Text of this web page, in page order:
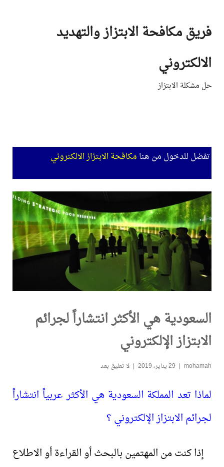
contentفريق مكافحة الابتزاز والتهديد
الالكتروني
حل مشكلة الابتزاز
تفضل للدخول من هنا مكافحة الابتزاز الالكتروني
السعودية هي الأكثر انتشاراً لجرائم
الابتزاز الإلكتروني
mohamah 29 يناير، 2019 لا تعليق بعد
لماذا تعد المملكة السعودية هي الأكثر عربياً انتشاراً
لجرائم الابتزاز الإلكتروني ؟
إذا كنت من المهتمين بالبحث أو القراءة أو الاطلاع